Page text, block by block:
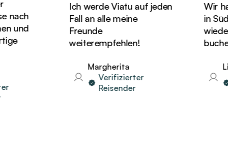
und
Ich werde Viatu auf jeden
Fall an alle meine
Freunde
weiterempfehlen!
Margherita
Verifizierter
Reisender
Wir
in
buchen!